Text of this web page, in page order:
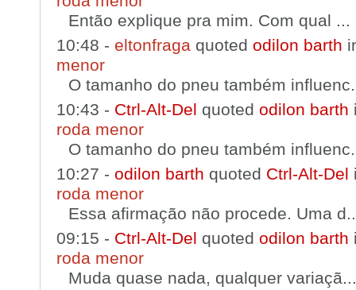
Então explique pra mim. Com qual ...
10:48 - eltonfraga quoted odilon barth
menor
O tamanho do pneu também
10:43 - Ctrl-Alt-Del quoted odilon barth
roda menor
O tamanho do pneu também
10:27 - odilon barth quoted Ctrl-Alt-Del
roda menor
Essa afirmação não procede. Uma
09:15 - Ctrl-Alt-Del quoted odilon barth
roda menor
Muda quase nada, qualquer variaçã...